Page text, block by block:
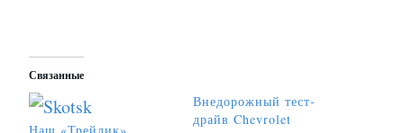
Связанные
Внедорожный тест-
драйв Chevrolet